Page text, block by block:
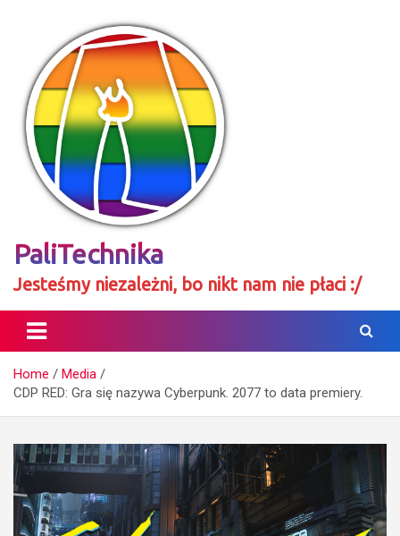
PaliTechnika
Jesteśmy niezależni, bo nikt nam nie płaci :/
Home
Media
CDP RED: Gra się nazywa Cyberpunk. 2077 to data premiery.